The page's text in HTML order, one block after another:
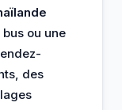
ou une
des